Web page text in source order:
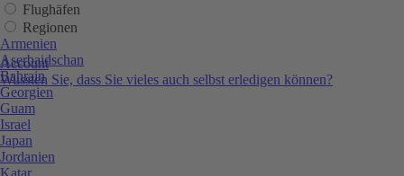
Account
Wussten Sie, dass Sie vieles auch selbst erledigen können?
Flughäfen
Regionen
Armenien
Aserbaidschan
Bahrain
Georgien
Guam
Israel
Japan
Jordanien
Katar